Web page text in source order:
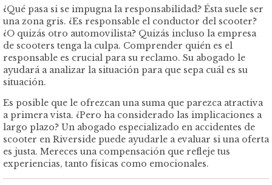
¿Qué pasa si se impugna la responsabilidad? Ésta suele ser
una zona gris. ¿Es responsable el conductor del scooter?
¿O quizás otro automovilista? Quizás incluso la empresa
de scooters tenga la culpa. Comprender quién es el
responsable es crucial para su reclamo. Su abogado le
ayudará a analizar la situación para que sepa cuál es su
situación.
Es posible que le ofrezcan una suma que parezca atractiva
a primera vista. ¿Pero ha considerado las implicaciones a
largo plazo? Un abogado especializado en accidentes de
scooter en Riverside puede ayudarle a evaluar si una oferta
es justa. Mereces una compensación que refleje tus
experiencias, tanto físicas como emocionales.